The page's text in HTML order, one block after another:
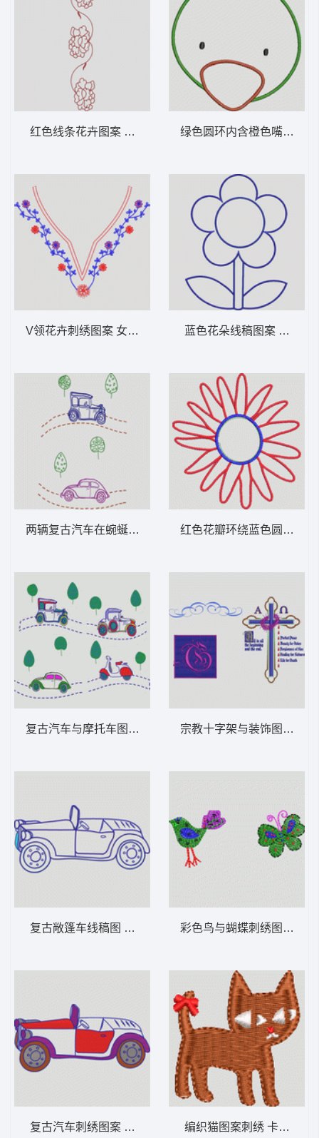
红色线条花卉图案 女装服装时装
V领花卉刺绣图案 女装服装时装
两辆复古汽车在蜿蜒路上行驶 卡通童装章标
复古汽车与摩托车图案 卡通童装章标贴布
复古敞篷车线稿图 卡通童装章标贴布
复古汽车刺绣图案 卡通童装章标贴布
蓝色花朵线稿
编织猫图案刺绣 卡